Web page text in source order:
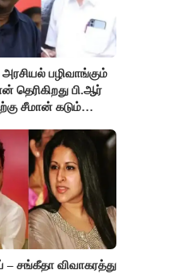
பழிவாங்கும்
தெரிகிறது பி.ஆர்
சீமான் கடும்
– சங்கீதா விவாகரத்து